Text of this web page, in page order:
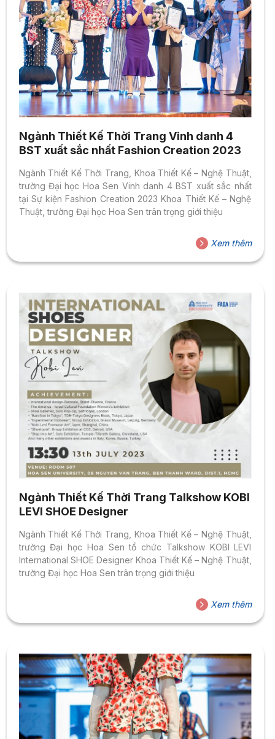
Ngành Thiết Kế Thời Trang Vinh danh 4
BST xuất sắc nhất Fashion Creation 2023
Ngành Thiết Kế Thời Trang, Khoa Thiết Kế – Nghệ Thuật,
trường Đại học Hoa Sen Vinh danh 4 BST xuất sắc nhất
tại Sự kiện Fashion Creation 2023 Khoa Thiết Kế – Nghệ
Thuật, trường Đại học Hoa Sen trân trọng giới thiệu
Xem thêm
Ngành Thiết Kế Thời Trang Talkshow KOBI
LEVI SHOE Designer
Ngành Thiết Kế Thời Trang, Khoa Thiết Kế – Nghệ Thuật,
trường Đại học Hoa Sen tổ chức Talkshow KOBI LEVI
International SHOE Designer Khoa Thiết Kế – Nghệ Thuật,
trường Đại học Hoa Sen trân trọng giới thiệu
Xem thêm